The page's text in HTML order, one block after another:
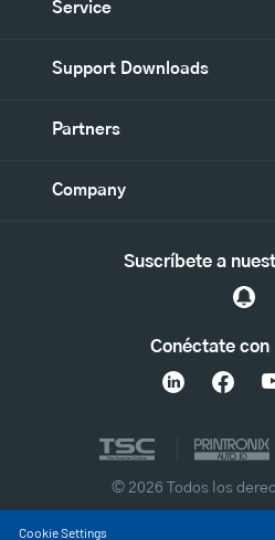
Service
Support Downloads
Partners
Company
Conéctate con
Suscríbete a
© 2026 Todos los
Cookie Settings